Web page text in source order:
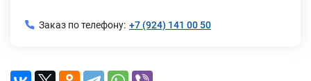
Заказ по телефону: +7 (924) 141 00 50